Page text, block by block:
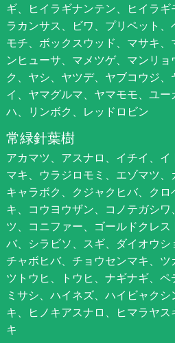
ギ、ヒイラギナンテン、ヒイラ
ラカンサス、ビワ、プリペット
モチ、ボックスウッド、マサキ
ンヒューサ、マメツゲ、マンリ
ク、ヤシ、ヤツデ、ヤブコウジ
イ、ヤマグルマ、ヤマモモ、ユー
ハ、リンボク、レッドロビン
常緑針葉樹
アカマツ、アスナロ、イチイ、
マキ、ウラジロモミ、エゾマツ、
キャラボク、クジャクヒバ、ク
キ、コウヨウザン、コノテガシ
ツ、コニファー、ゴールドクレ
バ、シラビソ、スギ、ダイオウシ
チャボヒバ、チョウセンマキ、ツ
ツトウヒ、トウヒ、ナギナギ、
ミサシ、ハイネズ、ハイビャク
キ、ヒノキアスナロ、ヒマラヤ
キ